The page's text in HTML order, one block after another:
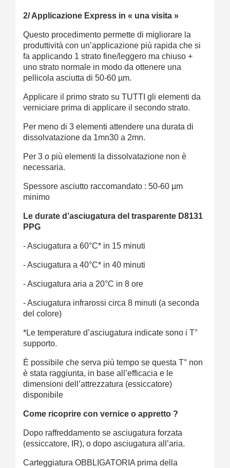
2/ Applicazione Express in « una visita »
Questo procedimento permette di migliorare la
produttività con un’applicazione più rapida che si
fa applicando 1 strato fine/leggero ma chiuso +
uno strato normale in modo da ottenere una
pellicola asciutta di 50-60 µm.
Applicare il primo strato su TUTTI gli elementi da
verniciare prima di applicare il secondo strato.
Per meno di 3 elementi attendere una durata di
dissolvatazione da 1mn30 a 2mn.
Per 3 o più elementi la dissolvatazione non è
necessaria.
Spessore asciutto raccomandato : 50-60 µm
minimo
Le durate d’asciugatura del trasparente D8131
PPG
- Asciugatura a 60°C* in 15 minuti
- Asciugatura a 40°C* in 40 minuti
- Asciugatura aria a 20°C in 8 ore
- Asciugatura infrarossi circa 8 minuti (a seconda
del colore)
*Le temperature d’asciugatura indicate sono i T°
supporto.
È possibile che serva più tempo se questa T° non
è stata raggiunta, in base all’efficacia e le
dimensioni dell’attrezzatura (essiccatore)
disponibile
Come ricoprire con vernice o appretto ?
Dopo raffreddamento se asciugatura forzata
(essiccatore, IR), o dopo asciugatura all’aria.
Carteggiatura OBBLIGATORIA prima della